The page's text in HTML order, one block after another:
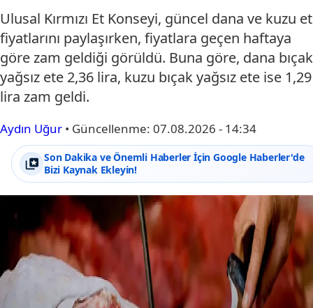
Ulusal Kırmızı Et Konseyi, güncel dana ve kuzu et
fiyatlarını paylaşırken, fiyatlara geçen haftaya
göre zam geldiği görüldü. Buna göre, dana bıçak
yağsız ete 2,36 lira, kuzu bıçak yağsız ete ise 1,29
lira zam geldi.
Aydın Uğur • Güncellenme: 07.08.2026 - 14:34
Son Dakika ve Önemli Haberler İçin Google Haberler'de
Bizi Kaynak Ekleyin!